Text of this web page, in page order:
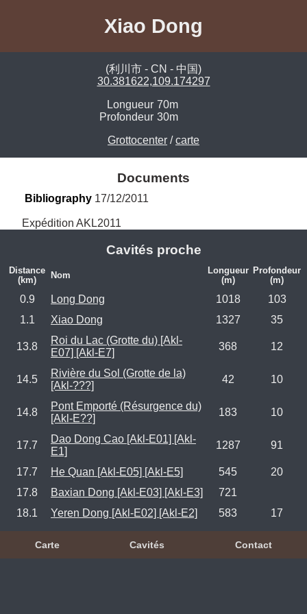
Xiao Dong
(利川市 - CN - 中国)
30.381622,109.174297
Longueur 70m
Profondeur 30m
Grottocenter /carte
Documents
Bibliography 17/12/2011
Expédition AKL2011
Cavités proche
Distance
(km)
Nom
Longueur
(m)
Profondeur
(m)
0.9 Long Dong 1018
103
1.1
Xiao Dong 1327 35
13.8
Roi du Lac (Grotte du) [Akl-
E07] [Akl-E7]
368 12
14.5
Rivière du Sol (Grotte de la)
[Akl-???]
42 10
14.8
Pont Emporté (Résurgence du)
[Akl-E??]
183 10
17.7
Dao Dong Cao [Akl-E01] [Akl-
E1]
1287 91
17.7 He Quan [Akl-E05] [Akl-E5] 545
20
17.8
Baxian Dong [Akl-E03] [Akl-E3]
721
18.1
Yeren Dong [Akl-E02] [Akl-E2] 583 17
Carte Cavités Contact